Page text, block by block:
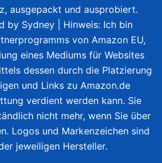
ausgepackt und ausprobiert.
by Sydney | Hinweis: Ich bin
von Amazon EU,
eines Mediums für Websites
dessen durch die Platzierung
und Links zu Amazon.de
verdient werden kann. Sie
nicht mehr, wenn Sie über
Logos und Markenzeichen sind
jeweiligen Hersteller.